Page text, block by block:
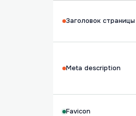
Заголовок страницы
Meta description
Favicon